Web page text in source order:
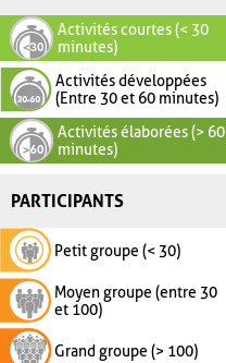
Activités courtes (< 30
minutes)
Activités développées
(Entre 30 et 60 minutes)
Activités élaborées (> 60
minutes)
PARTICIPANTS
Petit groupe (< 30)
Moyen groupe (entre 30
et 100)
Grand groupe (> 100)